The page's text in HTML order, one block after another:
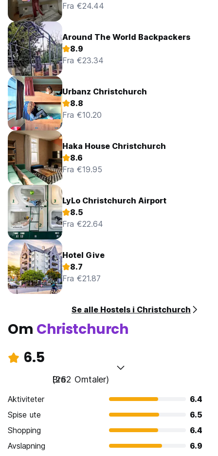
Fra €24.44
Around The World Backpackers
8.9
Fra €23.34
Urbanz Christchurch
8.8
Fra €10.20
Haka House Christchurch
8.6
Fra €19.95
LyLo Christchurch Airport
8.5
Fra €22.64
Hotel Give
8.7
Fra €21.87
Se alle Hostels i Christchurch
Om Christchurch
6.5
Bra
(262 Omtaler)
Aktiviteter
6.4
Spise ute
6.5
Shopping
6.4
Avslapning
6.9